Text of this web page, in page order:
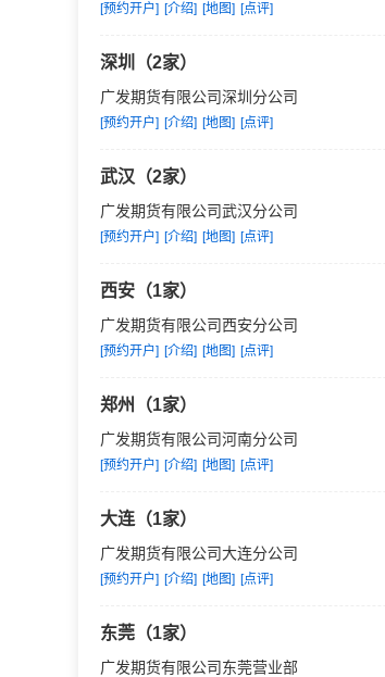
[预约开户] [介绍] [地图] [点评]
深圳（2家）
广发期货有限公司深圳分公司
[预约开户] [介绍] [地图] [点评]
武汉（2家）
广发期货有限公司武汉分公司
[预约开户] [介绍] [地图] [点评]
西安（1家）
广发期货有限公司西安分公司
[预约开户] [介绍] [地图] [点评]
郑州（1家）
广发期货有限公司河南分公司
[预约开户] [介绍] [地图] [点评]
大连（1家）
广发期货有限公司大连分公司
[预约开户] [介绍] [地图] [点评]
东莞（1家）
广发期货有限公司东莞营业部